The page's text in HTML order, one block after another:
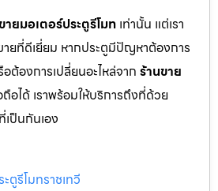
ายมอเตอร์ประตูรีโมท เท่านั้น แต่เรา
ายที่ดีเยี่ยม หากประตูมีปัญหาต้องการ
อต้องการเปลี่ยนอะไหล่จาก ร้านขาย
ถือได้ เราพร้อมให้บริการถึงที่ด้วย
เป็นกันเอง
ตูรีโมทราชเทวี